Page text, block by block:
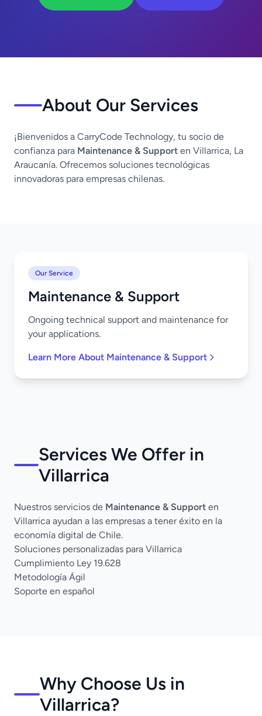
About Our Services
¡Bienvenidos a CarryCode Technology, tu socio de
confianza para Maintenance & Support en Villarrica, La
Araucanía. Ofrecemos soluciones tecnológicas
innovadoras para empresas chilenas.
Our Service
Maintenance & Support
Ongoing technical support and maintenance for
your applications.
Learn More About Maintenance & Support
Services We Offer in
Villarrica
Nuestros servicios de Maintenance & Support en
Villarrica ayudan a las empresas a tener éxito en la
economía digital de Chile.
Soluciones personalizadas para Villarrica
Cumplimiento Ley 19.628
Metodología Ágil
Soporte en español
Why Choose Us in
Villarrica?